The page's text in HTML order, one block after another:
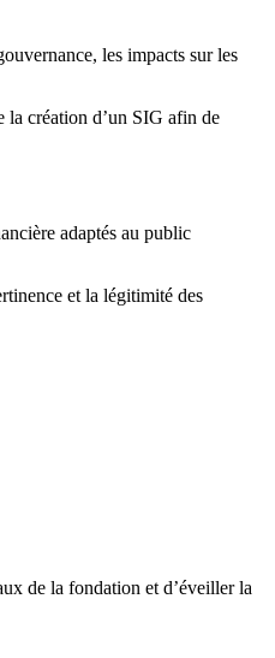
les impacts sur les
la création d’un SIG afin de
adaptés au public
et la légitimité des
de la fondation et d’éveiller la